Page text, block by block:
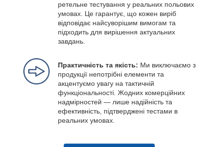
ретельне тестування у реальних польових
умовах. Це гарантує, що кожен виріб
відповідає найсуворішим вимогам та
підходить для вирішення актуальних
завдань.
Практичність та якість: Ми виключаємо з
продукції непотрібні елементи та
акцентуємо увагу на тактичній
функціональності. Жодних комерційних
надмірностей — лише надійність та
ефективність, підтверджені тестами в
реальних умовах.